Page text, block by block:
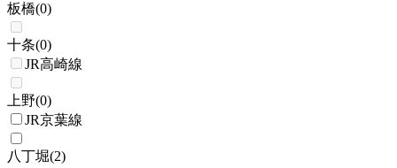
板橋(0)
十条(0)
JR高崎線
上野(0)
JR京葉線
八丁堀(2)